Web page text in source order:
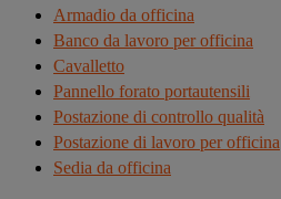
Armadio da officina
Banco da lavoro per officina
Cavalletto
Pannello forato portautensili
Postazione di controllo qualità
Postazione di lavoro per officina
Sedia da officina